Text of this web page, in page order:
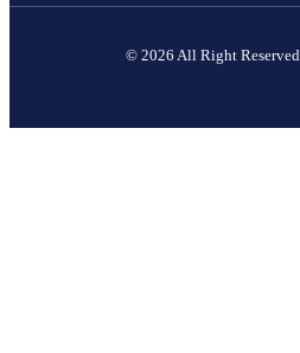
© 2026 All Right Reserved.